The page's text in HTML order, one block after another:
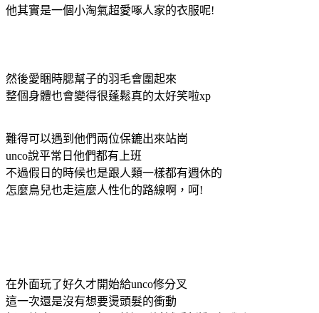
他其實是一個小淘氣超愛啄人家的衣服呢!
然後愛睏時腮幫子的羽毛會圍起來
整個身體也會變得很蓬鬆真的太好笑啦xp
難得可以遇到他們兩位保鏕出來站崗
unco說平常日他們都有上班
不過假日的時候也是跟人類一樣都有週休的
怎麼鳥兒也走這麼人性化的路線啊，呵!
在外面玩了好久才開始給unco修分叉
這一次還是沒有想要燙頭髮的衝動